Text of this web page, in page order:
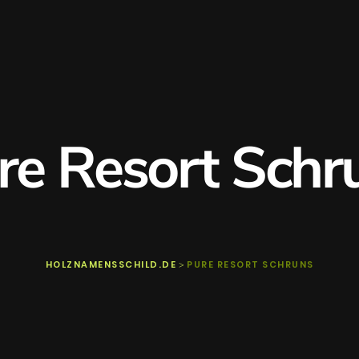
Resort
HOLZNAMENSSCHILD.DE > PURE RESORT SCHRUNS